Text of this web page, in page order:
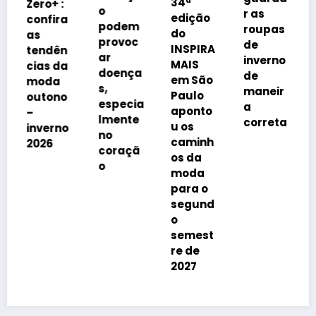
Zero+ :
confira
as
tendên
cias da
moda
outono
inverno
2026
podem
provoc
ar
doença
especia
lmente
no
coraçã
edição
do
INSPIRA
MAIS
em São
Paulo
aponto
u os
caminh
os da
moda
para o
segund
semest
re de
2027
r as
roupas
de
inverno
de
maneir
correta